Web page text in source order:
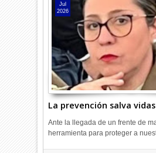
La prevención salva vidas
Jul
2026
Ante la llegada de un frente de
herramienta para proteger a